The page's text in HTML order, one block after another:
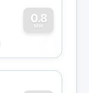
0.8
MW
0